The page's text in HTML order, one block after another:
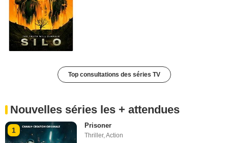
Top consultations des séries TV
Nouvelles séries les + attendues
1
Prisoner
Thriller,Action